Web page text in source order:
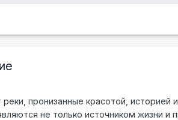
пронизанные красотой, историей
не только источником жизни и